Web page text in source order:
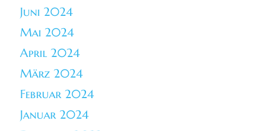
Juni 2024
Mai 2024
April 2024
März 2024
Februar 2024
Januar 2024